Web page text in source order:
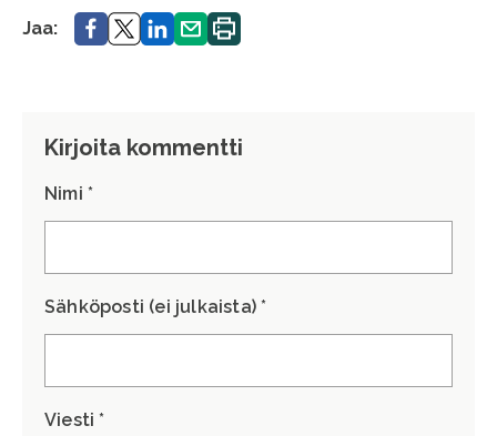
Jaa: Jaa. Jaa.Jaa. Jaa. Tulosta
sivu.
Kirjoita kommentti
Nimi *
Sähköposti (ei julkaista) *
Viesti *